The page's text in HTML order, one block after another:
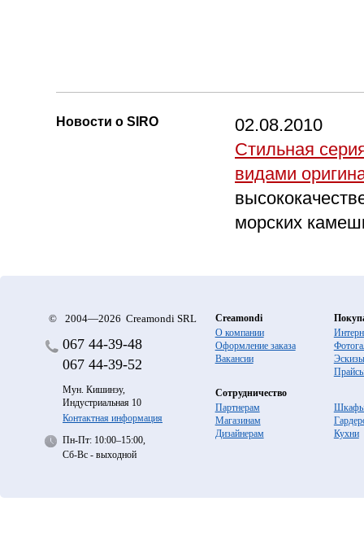
Новости о SIRO
02.08.2010
Стильная
видами
морских
© 2004—2026 Creamondi SRL
067 44-39-48
067 44-39-52
Мун. Кишинэу,
Индустриальная 10
Контактная информация
Пн-Пт: 10:00–15:00,
Сб-Вс - выходной
Creamondi
О компании
Оформление заказа
Вакансии
Эскизы
Сотрудничество
Партнерам
Магазинам
Дизайнерам
Кухни